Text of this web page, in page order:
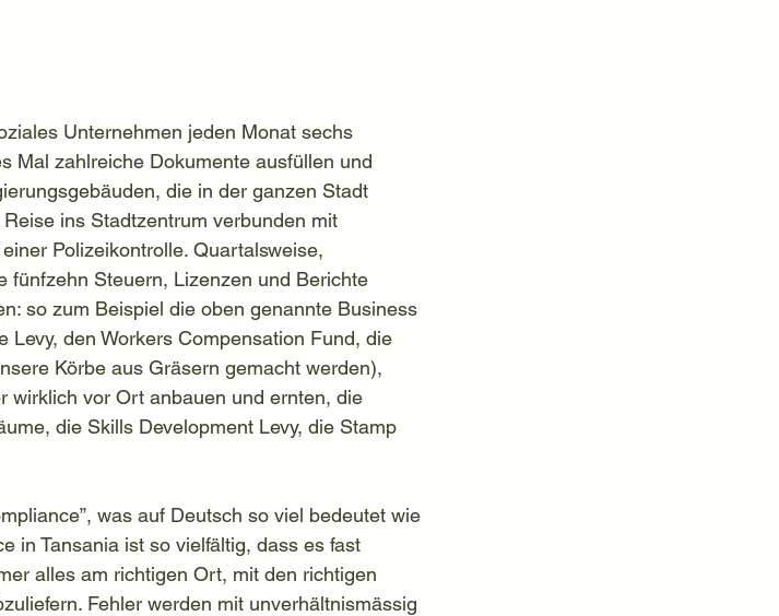
Unternehmen jeden Monat sechs
Mal zahlreiche Dokumente ausfüllen und
die in der ganzen Stadt
ins Stadtzentrum verbunden mit
Polizeikontrolle. Quartalsweise,
fünfzehn Steuern, Lizenzen und Berichte
so zum Beispiel die oben genannte Business
den Workers Compensation Fund, die
Körbe aus Gräsern gemacht werden),
wirklich vor Ort anbauen und ernten, die
die Skills Development Levy, die Stamp
was auf Deutsch so viel bedeutet wie
in Tansania ist so vielfältig, dass es fast
alles am richtigen Ort, mit den richtigen
Fehler werden mit unverhältnismässig